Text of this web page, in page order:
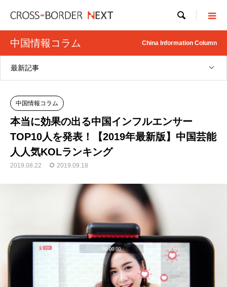

中国情報コラム China Information Column
最新記事
中国情報コラム
本当に効果の出る中国インフルエンサー
TOP10人を発表！【2019年最新版】中国芸能
人人気KOLランキング
2019.08.22 2019.09.18